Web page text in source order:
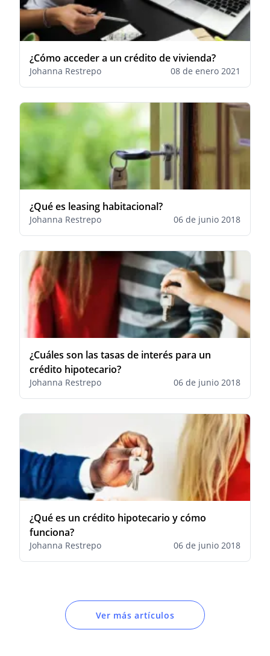
¿Cómo acceder a un crédito de vivienda?
Johanna Restrepo 08 de enero 2021
¿Qué es leasing habitacional?
Johanna Restrepo 06 de junio 2018
¿Cuáles son las tasas de interés para un
crédito hipotecario?
Johanna Restrepo 06 de junio 2018
¿Qué es un crédito hipotecario y cómo
funciona?
Johanna Restrepo 06 de junio 2018
Ver más artículos